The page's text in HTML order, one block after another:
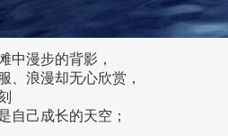
中漫步的背影，
、浪漫却无心欣赏，
自己成长的天空；